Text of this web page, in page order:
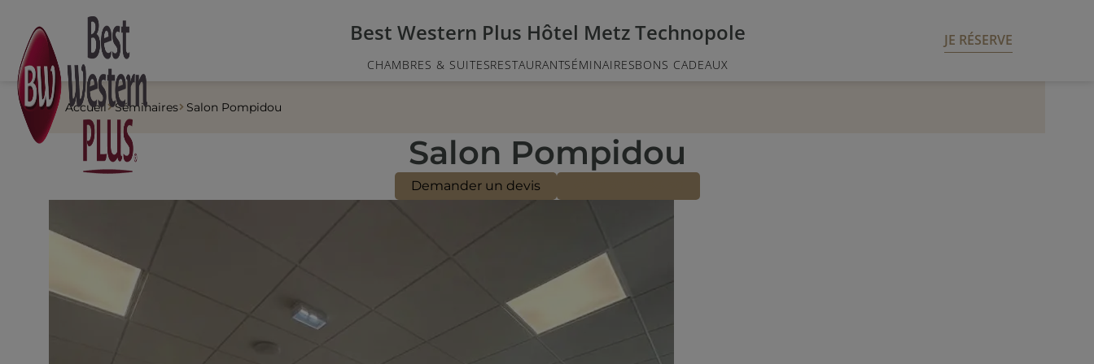
Best Western Plus Hôtel Metz Technopole
CHAMBRES & SUITESRESTAURANTSÉMINAIRESBONS CADEAUX
JE RÉSERVE
Accueil Séminaires Salon Pompidou
Salon Pompidou
Demander un devis